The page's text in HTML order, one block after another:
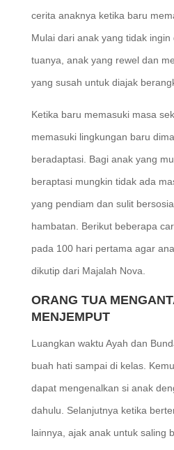
cerita anaknya ketika baru
Mulai dari anak yang tidak
tuanya, anak yang rewel dan
yang susah untuk diajak
Ketika baru memasuki masa
memasuki lingkungan baru
beradaptasi. Bagi anak yang
beraptasi mungkin tidak ada
yang pendiam dan sulit
hambatan. Berikut beberapa
pada 100 hari pertama agar
dikutip dari Majalah Nova.
ORANG TUA
MENJEMPUT
Luangkan waktu Ayah dan
buah hati sampai di kelas.
dapat mengenalkan si anak
dahulu. Selanjutnya ketika
lainnya, ajak anak untuk saling